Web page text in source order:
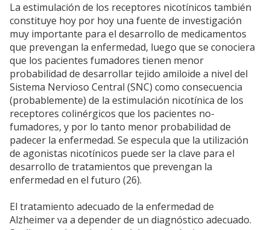
La estimulación de los receptores nicotínicos también
constituye hoy por hoy una fuente de investigación
muy importante para el desarrollo de medicamentos
que prevengan la enfermedad, luego que se conociera
que los pacientes fumadores tienen menor
probabilidad de desarrollar tejido amiloide a nivel del
Sistema Nervioso Central (SNC) como consecuencia
(probablemente) de la estimulación nicotínica de los
receptores colinérgicos que los pacientes no-
fumadores, y por lo tanto menor probabilidad de
padecer la enfermedad. Se especula que la utilización
de agonistas nicotínicos puede ser la clave para el
desarrollo de tratamientos que prevengan la
enfermedad en el futuro (26).
El tratamiento adecuado de la enfermedad de
Alzheimer va a depender de un diagnóstico adecuado.